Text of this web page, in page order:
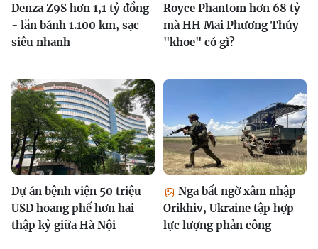
Denza Z9S hơn 1,1 tỷ đồng
- lăn bánh 1.100 km, sạc
siêu nhanh
Royce Phantom hơn 68 tỷ
mà HH Mai Phương Thúy
"khoe" có gì?
Dự án bệnh viện 50 triệu
USD hoang phế hơn hai
thập kỷ giữa Hà Nội
Nga bất ngờ xâm nhập
Orikhiv, Ukraine tập hợp
lực lượng phản công